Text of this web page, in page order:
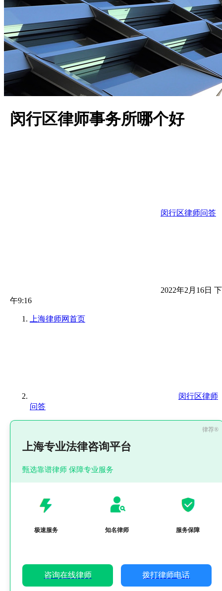
闵行区律师事务所哪个好
闵行区律师问答
2022年2月16日 下
午9:16
上海律师网首页
闵行区律师
问答
上海专业法律咨询平台
甄选靠谱律师 保障专业服务
极速服务 知名律师 服务保障
咨询在线律师 拨打律师电话